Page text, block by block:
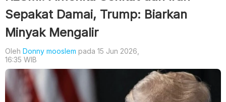
Sepakat Damai, Trump: Biarkan
Minyak Mengalir
Oleh Donny mooslem pada 15 Jun 2026,
16:35 WIB